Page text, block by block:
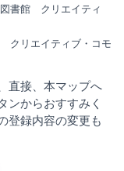
図書館 クリエイティ
クリエイティブ・コモ
直接、本マップへ
ンからおすすみく
登録内容の変更も